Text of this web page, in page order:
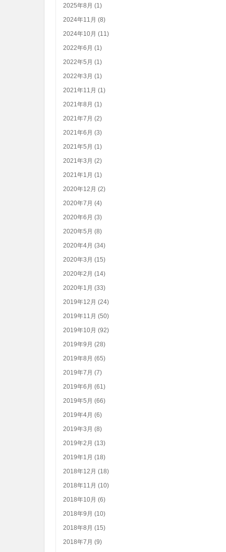
2025年8月 (1)
2024年11月 (8)
2024年10月 (11)
2022年6月 (1)
2022年5月 (1)
2022年3月 (1)
2021年11月 (1)
2021年8月 (1)
2021年7月 (2)
2021年6月 (3)
2021年5月 (1)
2021年3月 (2)
2021年1月 (1)
2020年12月 (2)
2020年7月 (4)
2020年6月 (3)
2020年5月 (8)
2020年4月 (34)
2020年3月 (15)
2020年2月 (14)
2020年1月 (33)
2019年12月 (24)
2019年11月 (50)
2019年10月 (92)
2019年9月 (28)
2019年8月 (65)
2019年7月 (7)
2019年6月 (61)
2019年5月 (66)
2019年4月 (6)
2019年3月 (8)
2019年2月 (13)
2019年1月 (18)
2018年12月 (18)
2018年11月 (10)
2018年10月 (6)
2018年9月 (10)
2018年8月 (15)
2018年7月 (9)